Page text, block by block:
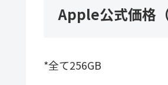
Apple公式価格
*全て256GB